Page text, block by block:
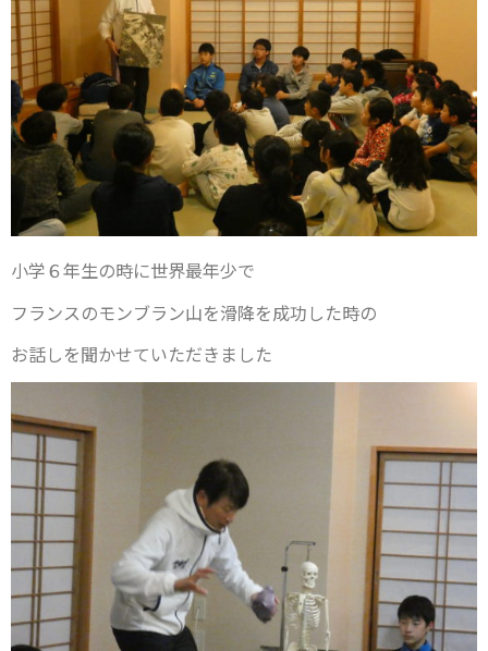
小学６年生の時に世界最年少で
フランスのモンブラン山を滑降を成功した時の
お話しを聞かせていただきました